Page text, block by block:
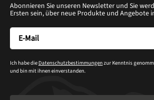
Abonnieren Sie unseren Newsletter und Sie
Ersten sein, über neue Produkte und Angebote
Ich habe die Datenschutzbestimmungenzur Kenntnis
und bin mit ihnen einverstanden.